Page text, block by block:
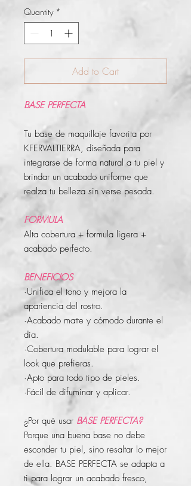
Quantity *
Add to Cart
BASE PERFECTA
Tu base de maquillaje favorita por
KFERVALTIERRA, diseñada para
integrarse de forma natural a tu piel y
brindar un acabado uniforme que
realza tu belleza sin verse pesada.
FORMULA
Alta cobertura + formula ligera +
acabado perfecto.
BENEFICIOS
·Unifica el tono y mejora la
apariencia del rostro.
·Acabado matte y cómodo durante el
día.
·Cobertura modulable para lograr el
look que prefieras.
·Apto para todo tipo de pieles.
·Fácil de difuminar y aplicar.
¿Por qué usar BASE PERFECTA?
Porque una buena base no debe
esconder tu piel, sino resaltar lo mejor
de ella. BASE PERFECTA se adapta a
ti para lograr un acabado fresco,